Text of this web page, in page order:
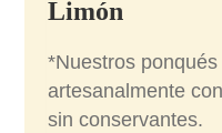
Limón
*Nuestros
artesanalmente
sin conservantes.